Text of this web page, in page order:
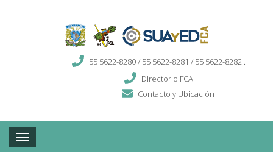
55 5622-8280 / 55 5622-8281 / 55 5622-8282 .
Directorio FCA
Contacto y Ubicación
Toggle navigation